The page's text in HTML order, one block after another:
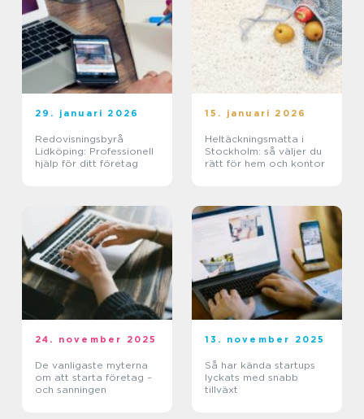
29. januari 2026
Redovisningsbyrå
Lidköping: Professionell
hjälp för ditt företag
15. januari 2026
Heltäckningsmatta i
Stockholm: så väljer du
rätt för hem och kontor
24. november 2025
De vanligaste myterna
om att starta företag –
och sanningen
13. november 2025
Så har kända startups
lyckats med snabb
tillväxt